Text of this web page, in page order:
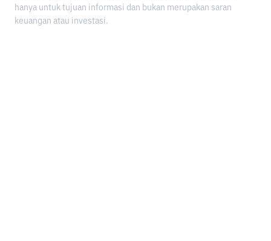
hanya untuk tujuan informasi dan bukan merupakan saran
keuangan atau investasi.